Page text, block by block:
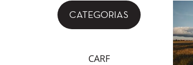
CATEGORIAS
CARF